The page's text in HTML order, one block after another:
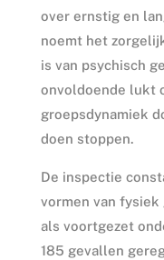
over ernstig en
noemt het
is van psychisch
onvoldoende lukt
groepsdynamiek
doen stoppen.
De inspectie
vormen van
als voortgezet
185 gevallen